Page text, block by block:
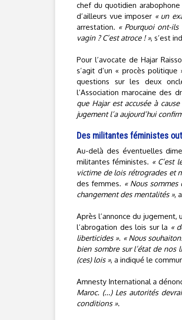
chef du quotidien
d’ailleurs vue imposer « un
arrestation. « Pourquoi ont-
vagin ? C’est atroce ! », s’est
Pour l’avocate de Hajar
s’agit d’un « procès
questions sur les deux
l’Association marocaine des
que Hajar est accusée à
jugement l’a aujourd’hui
Des militantes féministes
Au-delà des éventuelles
militantes féministes. « C’est
victime de lois rétrogrades et
des femmes. « Nous
changement des mentalités »,
Après l’annonce du
l’abrogation des lois sur la «
liberticides ». « Nous
bien sombre sur l’état de nos
(ces) lois », a indiqué le
Amnesty International a
Maroc. (...) Les autorités
conditions ».